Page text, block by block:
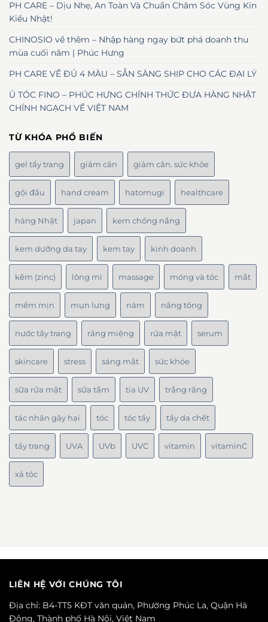
PH CARE – Dịu Nhẹ, An Toàn Và Chuẩn Chăm Sóc Vùng Kín
Kiểu Nhật!
CHINOSIO về thêm – Nhập hàng ngay bứt phá doanh thu
mùa cuối năm | Phúc Hưng
PH CARE VỀ ĐỦ 4 MÀU – SẴN SÀNG SHIP CHO CÁC ĐẠI LÝ
Ủ TÓC FINO – PHÚC HƯNG CHÍNH THỨC ĐƯA HÀNG NHẬT
CHÍNH NGẠCH VỀ VIỆT NAM
TỪ KHÓA PHỔ BIẾN
gel tẩy trang giảm cân giảm cân. sức khỏe
gội đầu hand cream hatomugi healthcare
hàng Nhật japan kem chống nắng
kem dưỡng da tay kem tay kinh doanh
kẽm (zinc) lông mi massage móng và tóc mắt
mềm mịn mụn lưng nám nâng tông
nước tẩy trang răng miệng rửa mặt serum
skincare stress sáng mắt sức khỏe
sữa rửa mặt sữa tắm tia UV trắng răng
tác nhân gây hại tóc tóc tẩy tẩy da chết
tẩy trang UVA UVb UVC vitamin vitaminC
xả tóc
LIÊN HỆ VỚI CHÚNG TÔI
Địa chỉ: B4-TT5 KĐT văn quán, Phường Phúc La, Quận Hà
Đông, Thành phố Hà Nội, Việt Nam